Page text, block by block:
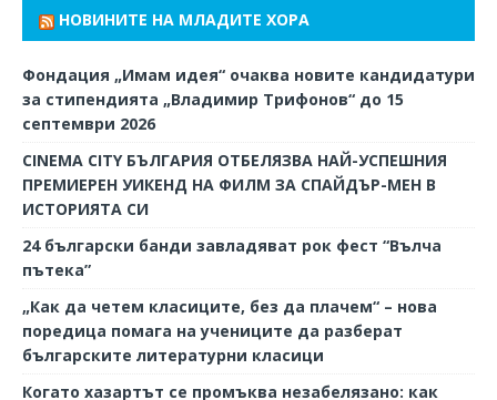
НОВИНИТЕ НА МЛАДИТЕ ХОРА
Фондация „Имам идея“ очаква новите кандидатури
за стипендията „Владимир Трифонов“ до 15
септември 2026
CINEMA CITY БЪЛГАРИЯ ОТБЕЛЯЗВА НАЙ-УСПЕШНИЯ
ПРЕМИЕРЕН УИКЕНД НА ФИЛМ ЗА СПАЙДЪР-МЕН В
ИСТОРИЯТА СИ
24 български банди завладяват рок фест “Вълча
пътека”
„Как да четем класиците, без да плачем“ – нова
поредица помага на учениците да разберат
българските литературни класици
Когато хазартът се промъква незабелязано: как